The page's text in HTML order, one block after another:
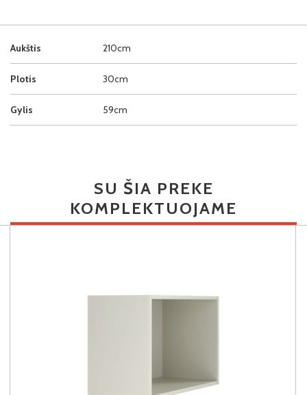
Aukštis 210cm
Plotis 30cm
Gylis 59cm
SU ŠIA PREKE
KOMPLEKTUOJAME